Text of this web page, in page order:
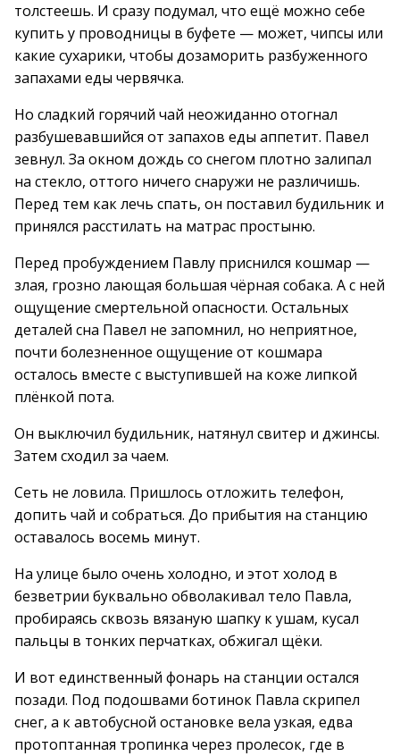
толстеешь. И сразу подумал, что ещё можно себе
купить у проводницы в буфете — может, чипсы или
какие сухарики, чтобы дозаморить разбуженного
запахами еды червячка.
Но сладкий горячий чай неожиданно отогнал
разбушевавшийся от запахов еды аппетит. Павел
зевнул. За окном дождь со снегом плотно залипал
на стекло, оттого ничего снаружи не различишь.
Перед тем как лечь спать, он поставил будильник и
принялся расстилать на матрас простыню.
Перед пробуждением Павлу приснился кошмар —
злая, грозно лающая большая чёрная собака. А с ней
ощущение смертельной опасности. Остальных
деталей сна Павел не запомнил, но неприятное,
почти болезненное ощущение от кошмара
осталось вместе с выступившей на коже липкой
плёнкой пота.
Он выключил будильник, натянул свитер и джинсы.
Затем сходил за чаем.
Сеть не ловила. Пришлось отложить телефон,
допить чай и собраться. До прибытия на станцию
оставалось восемь минут.
На улице было очень холодно, и этот холод в
безветрии буквально обволакивал тело Павла,
пробираясь сквозь вязаную шапку к ушам, кусал
пальцы в тонких перчатках, обжигал щёки.
И вот единственный фонарь на станции остался
позади. Под подошвами ботинок Павла скрипел
снег, а к автобусной остановке вела узкая, едва
протоптанная тропинка через пролесок, где в